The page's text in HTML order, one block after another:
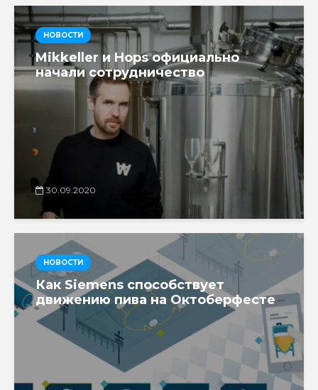
НОВОСТИ
Mikkeller и Hops официально
начали сотрудничество
30.09.2020
НОВОСТИ
Как Siemens способствует
движению пива на Октоберфесте